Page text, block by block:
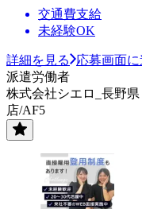
交通費支給
未経験OK
詳細を見る
応募画面に
派遣労働者
株式会社シエロ_長野
店/AF5